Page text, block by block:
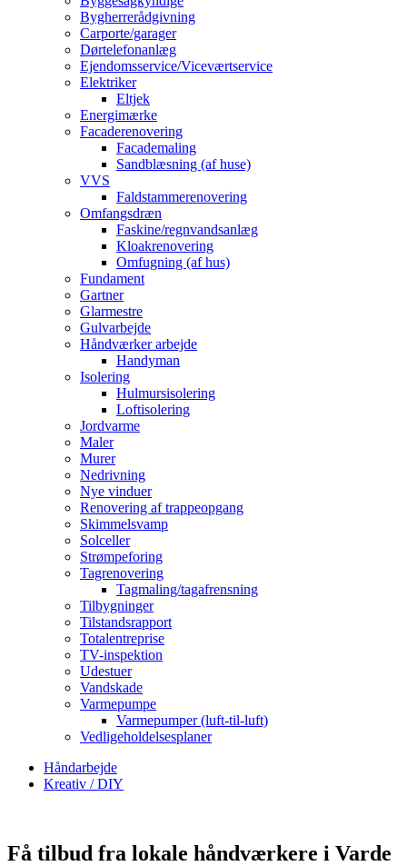
Bygherrerådgivning
Carporte/garager
Dørtelefonanlæg
Ejendomsservice/Viceværtservice
Elektriker
Eltjek
Energimærke
Facaderenovering
Facademaling
Sandblæsning (af huse)
VVS
Faldstammerenovering
Omfangsdræn
Faskine/regnvandsanlæg
Kloakrenovering
Omfugning (af hus)
Fundament
Gartner
Glarmestre
Gulvarbejde
Håndværker arbejde
Handyman
Isolering
Hulmursisolering
Loftisolering
Jordvarme
Maler
Murer
Nedrivning
Nye vinduer
Renovering af trappeopgang
Skimmelsvamp
Solceller
Strømpeforing
Tagrenovering
Tagmaling/tagafrensning
Tilbygninger
Tilstandsrapport
Totalentreprise
TV-inspektion
Udestuer
Vandskade
Varmepumpe
Varmepumper (luft-til-luft)
Vedligeholdelsesplaner
Håndarbejde
Kreativ / DIY
Få tilbud fra lokale håndværkere i Varde